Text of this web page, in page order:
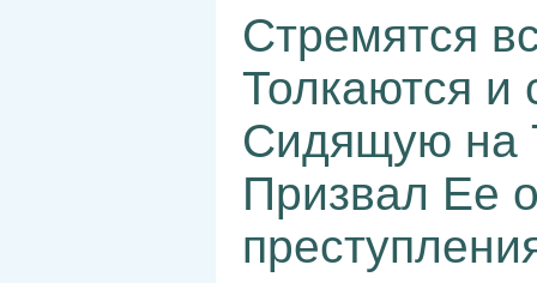
Стремятся
Толкаются и
Сидящую на
Призвал Ее